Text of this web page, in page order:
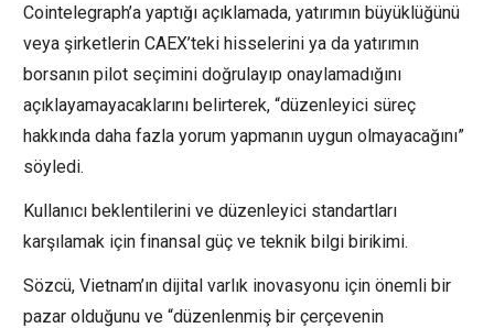
Cointelegraph’a yaptığı açıklamada, yatırımın büyüklüğünü
veya şirketlerin CAEX’teki hisselerini ya da yatırımın
borsanın pilot seçimini doğrulayıp onaylamadığını
açıklayamayacaklarını belirterek, “düzenleyici süreç
hakkında daha fazla yorum yapmanın uygun olmayacağını”
söyledi.
Kullanıcı beklentilerini ve düzenleyici standartları
karşılamak için finansal güç ve teknik bilgi birikimi.
Sözcü, Vietnam’ın dijital varlık inovasyonu için önemli bir
pazar olduğunu ve “düzenlenmiş bir çerçevenin